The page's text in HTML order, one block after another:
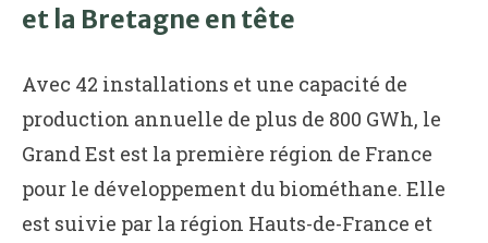
et la Bretagne en tête
Avec 42 installations et une capacité de
production annuelle de plus de 800 GWh, le
Grand Est est la première région de France
pour le développement du biométhane. Elle
est suivie par la région Hauts-de-France et